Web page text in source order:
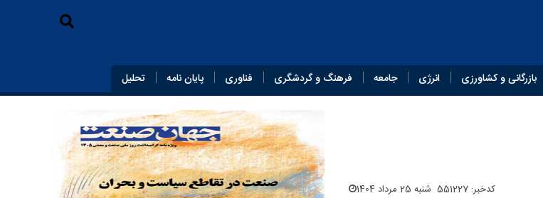
بازرگانی و کشاورزی انرژی جامعه فرهنگ و گردشگری فناوری پایان‌ نامه تحلیل
کدخبر: 551227 شنبه 25 مرداد 1404